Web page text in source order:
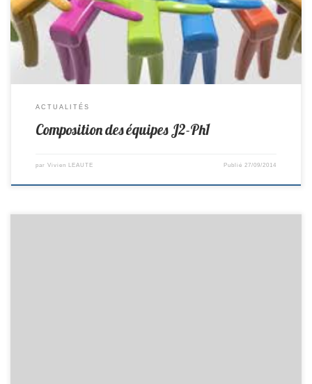
Valentin Remplaçant : David Lieu : au Pellerin Horaire : 7h30 D3/E
EXEMPT D3/F Composition : […]
ACTUALITÉS
Composition des équipes J2-Ph1
par Vivien LEAUTE Publié27/09/2014